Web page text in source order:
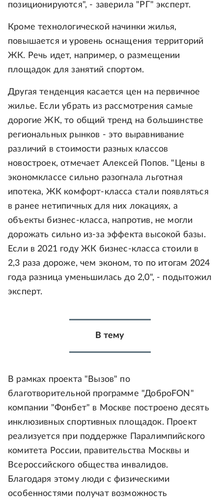
позиционируются", - заверила "РГ" эксперт.
Кроме технологической начинки жилья,
повышается и уровень оснащения территорий
ЖК. Речь идет, например, о размещении
площадок для занятий спортом.
Другая тенденция касается цен на первичное
жилье. Если убрать из рассмотрения самые
дорогие ЖК, то общий тренд на большинстве
региональных рынков - это выравнивание
различий в стоимости разных классов
новостроек, отмечает Алексей Попов. "Цены в
экономклассе сильно разогнала льготная
ипотека, ЖК комфорт-класса стали появляться
в ранее нетипичных для них локациях, а
объекты бизнес-класса, напротив, не могли
дорожать сильно из-за эффекта высокой базы.
Если в 2021 году ЖК бизнес-класса стоили в
2,3 раза дороже, чем эконом, то по итогам 2024
года разница уменьшилась до 2,0", - подытожил
эксперт.
В тему
В рамках проекта "Вызов" по
благотворительной программе "ДоброFON"
компании "Фонбет" в Москве построено десять
инклюзивных спортивных площадок. Проект
реализуется при поддержке Паралимпийского
комитета России, правительства Москвы и
Всероссийского общества инвалидов.
Благодаря этому люди с физическими
особенностями получат возможность